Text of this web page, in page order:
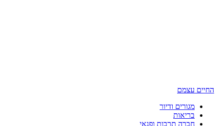
החיים עצמם
מגורים ודיור
בריאות
חברה תרבות ופנאי